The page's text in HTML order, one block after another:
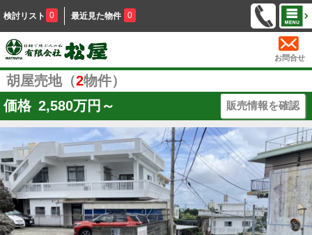
検討リスト 0 最近見た物件 0
お問合せ
胡屋売地（2物件）
価格 2,580万円～ 販売情報を確認